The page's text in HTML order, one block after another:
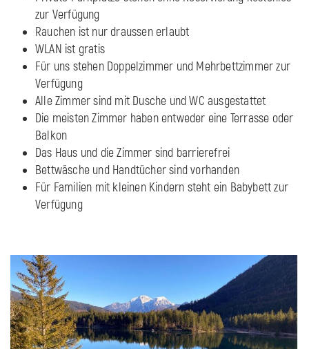
zur Verfügung
Rauchen ist nur draussen erlaubt
WLAN ist gratis
Für uns stehen Doppelzimmer und Mehrbettzimmer zur
Verfügung
Alle Zimmer sind mit Dusche und WC ausgestattet
Die meisten Zimmer haben entweder eine Terrasse oder
Balkon
Das Haus und die Zimmer sind barrierefrei
Bettwäsche und Handtücher sind vorhanden
Für Familien mit kleinen Kindern steht ein Babybett zur
Verfügung